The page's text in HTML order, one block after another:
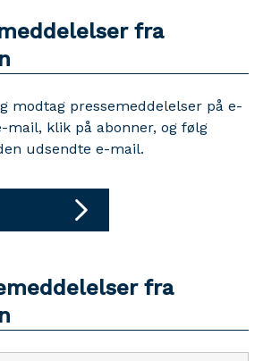
fra
modtag pressemeddelelser på e-
mail, klik på abonner, og følg
udsendte e-mail.
fra